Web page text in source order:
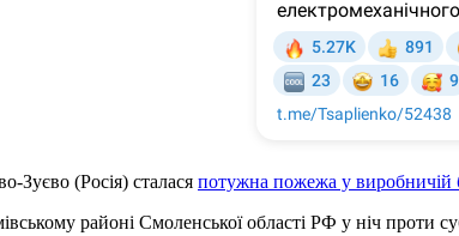
Зуєво (Росія) сталася потужна пожежа у виробничій
районі Смоленської області РФ у ніч проти